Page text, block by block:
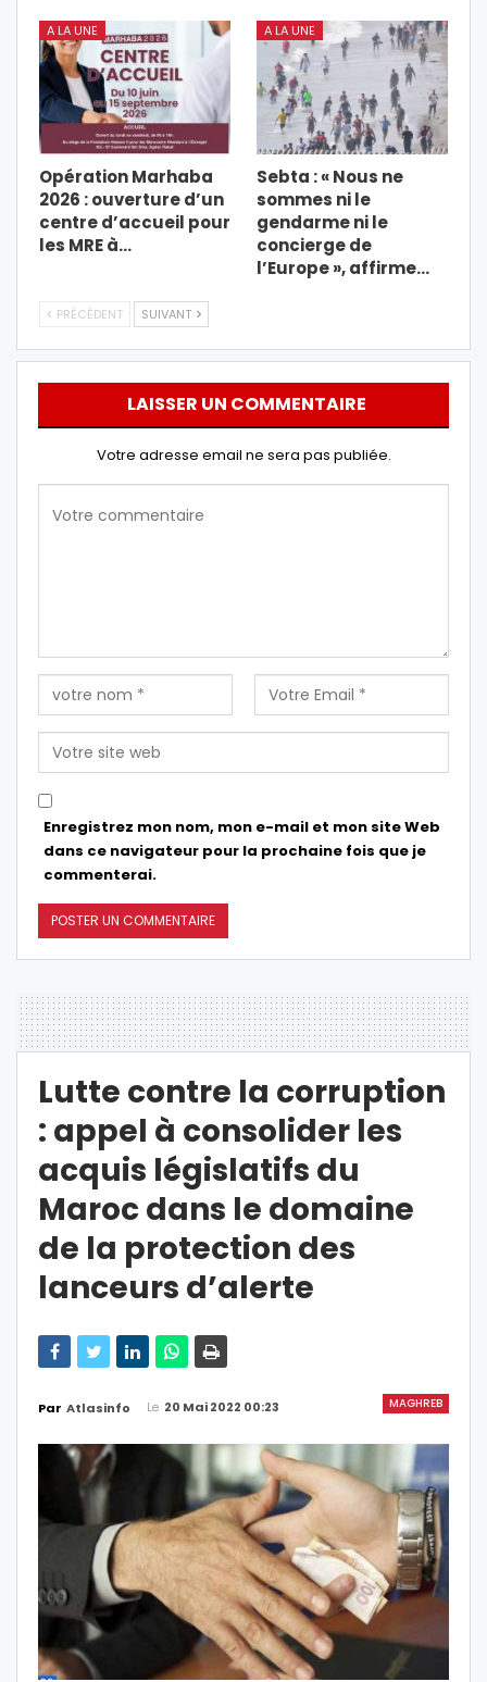
A LA UNE
Opération Marhaba
2026 : ouverture d’un
centre d’accueil pour
les MRE à…
A LA UNE
Sebta : « Nous ne
sommes ni le
gendarme ni le
concierge de
l’Europe », affirme…
PRÉCÉDENT SUIVANT
LAISSER UN COMMENTAIRE
Votre adresse email ne sera pas publiée.
Enregistrez mon nom, mon e-mail et mon site Web
dans ce navigateur pour la prochaine fois que je
commenterai.
Lutte contre la corruption
: appel à consolider les
acquis législatifs du
Maroc dans le domaine
de la protection des
lanceurs d’alerte
MAGHREB
Par Atlasinfo Le 20 Mai 2022 00:23